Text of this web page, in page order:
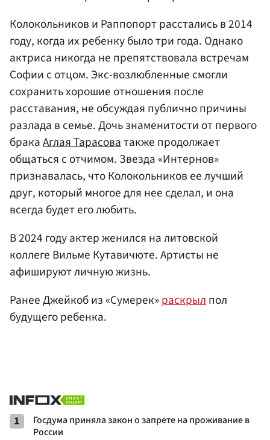
Колокольников и Раппопорт расстались в 2014
году, когда их ребенку было три года. Однако
актриса никогда не препятствовала встречам
Софии с отцом. Экс-возлюбленные смогли
сохранить хорошие отношения после
расставания, не обсуждая публично причины
разлада в семье. Дочь знаменитости от первого
бракаАглая Тарасоватакже продолжает
общаться с отчимом. Звезда «Интернов»
признавалась, что Колокольников ее лучший
друг, который многое для нее сделал, и она
всегда будет его любить.
В 2024 году актер женился на литовской
коллеге Вильме Кутавичюте. Артисты не
афишируют личную жизнь.
Ранее Джейкоб из «Сумерек»раскрылпол
будущего ребенка.
1
Госдума приняла закон о запрете на проживание в
России